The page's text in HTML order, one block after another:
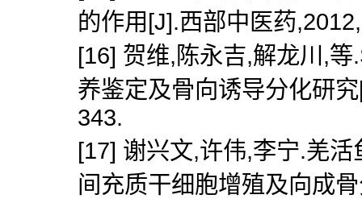
的作用[J].西部中医药
[16] 贺维,陈永吉,解龙川,
养鉴定及骨向诱导分化研
343.
[17] 谢兴文,许伟,李宁.羌
间充质干细胞增殖及向成